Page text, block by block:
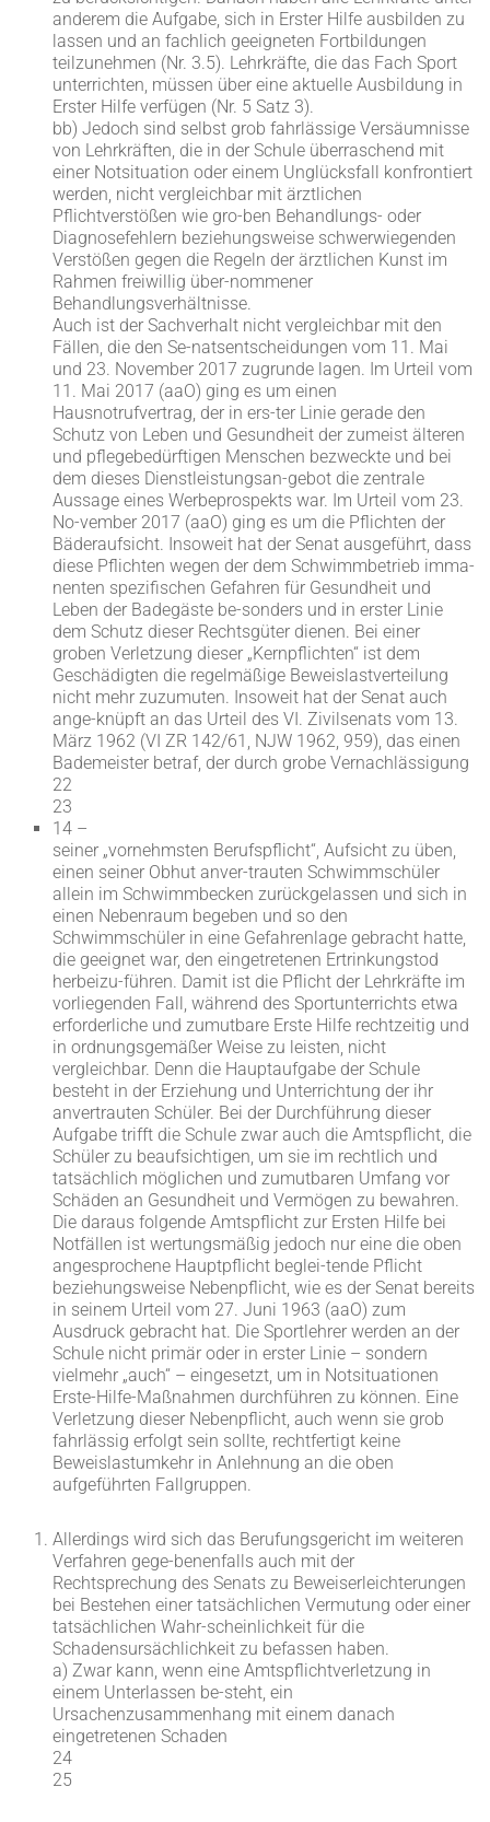
anderem die Aufgabe, sich in Erster Hilfe ausbilden zu
lassen und an fachlich geeigneten Fortbildungen
teilzunehmen (Nr. 3.5). Lehrkräfte, die das Fach Sport
unterrichten, müssen über eine aktuelle Ausbildung in
Erster Hilfe verfügen (Nr. 5 Satz 3).
bb) Jedoch sind selbst grob fahrlässige Versäumnisse
von Lehrkräften, die in der Schule überraschend mit
einer Notsituation oder einem Unglücksfall konfrontiert
werden, nicht vergleichbar mit ärztlichen
Pflichtverstößen wie gro-ben Behandlungs- oder
Diagnosefehlern beziehungsweise schwerwiegenden
Verstößen gegen die Regeln der ärztlichen Kunst im
Rahmen freiwillig über-nommener
Behandlungsverhältnisse.
Auch ist der Sachverhalt nicht vergleichbar mit den
Fällen, die den Se-natsentscheidungen vom 11. Mai
und 23. November 2017 zugrunde lagen. Im Urteil vom
11. Mai 2017 (aaO) ging es um einen
Hausnotrufvertrag, der in ers-ter Linie gerade den
Schutz von Leben und Gesundheit der zumeist älteren
und pflegebedürftigen Menschen bezweckte und bei
dem dieses Dienstleistungsan-gebot die zentrale
Aussage eines Werbeprospekts war. Im Urteil vom 23.
No-vember 2017 (aaO) ging es um die Pflichten der
Bäderaufsicht. Insoweit hat der Senat ausgeführt, dass
diese Pflichten wegen der dem Schwimmbetrieb imma-
nenten spezifischen Gefahren für Gesundheit und
Leben der Badegäste be-sonders und in erster Linie
dem Schutz dieser Rechtsgüter dienen. Bei einer
groben Verletzung dieser „Kernpflichten“ ist dem
Geschädigten die regelmäßige Beweislastverteilung
nicht mehr zuzumuten. Insoweit hat der Senat auch
ange-knüpft an das Urteil des VI. Zivilsenats vom 13.
März 1962 (VI ZR 142/61, NJW 1962, 959), das einen
Bademeister betraf, der durch grobe Vernachlässigung
22
23
14 –
seiner „vornehmsten Berufspflicht“, Aufsicht zu üben,
einen seiner Obhut anver-trauten Schwimmschüler
allein im Schwimmbecken zurückgelassen und sich in
einen Nebenraum begeben und so den
Schwimmschüler in eine Gefahrenlage gebracht hatte,
die geeignet war, den eingetretenen Ertrinkungstod
herbeizu-führen. Damit ist die Pflicht der Lehrkräfte im
vorliegenden Fall, während des Sportunterrichts etwa
erforderliche und zumutbare Erste Hilfe rechtzeitig und
in ordnungsgemäßer Weise zu leisten, nicht
vergleichbar. Denn die Hauptaufgabe der Schule
besteht in der Erziehung und Unterrichtung der ihr
anvertrauten Schüler. Bei der Durchführung dieser
Aufgabe trifft die Schule zwar auch die Amtspflicht, die
Schüler zu beaufsichtigen, um sie im rechtlich und
tatsächlich möglichen und zumutbaren Umfang vor
Schäden an Gesundheit und Vermögen zu bewahren.
Die daraus folgende Amtspflicht zur Ersten Hilfe bei
Notfällen ist wertungsmäßig jedoch nur eine die oben
angesprochene Hauptpflicht beglei-tende Pflicht
beziehungsweise Nebenpflicht, wie es der Senat bereits
in seinem Urteil vom 27. Juni 1963 (aaO) zum
Ausdruck gebracht hat. Die Sportlehrer werden an der
Schule nicht primär oder in erster Linie – sondern
vielmehr „auch“ – eingesetzt, um in Notsituationen
Erste-Hilfe-Maßnahmen durchführen zu können. Eine
Verletzung dieser Nebenpflicht, auch wenn sie grob
fahrlässig erfolgt sein sollte, rechtfertigt keine
Beweislastumkehr in Anlehnung an die oben
aufgeführten Fallgruppen.
Allerdings wird sich das Berufungsgericht im weiteren
Verfahren gege-benenfalls auch mit der
Rechtsprechung des Senats zu Beweiserleichterungen
bei Bestehen einer tatsächlichen Vermutung oder einer
tatsächlichen Wahr-scheinlichkeit für die
Schadensursächlichkeit zu befassen haben.
a) Zwar kann, wenn eine Amtspflichtverletzung in
einem Unterlassen be-steht, ein
Ursachenzusammenhang mit einem danach
eingetretenen Schaden
24
25